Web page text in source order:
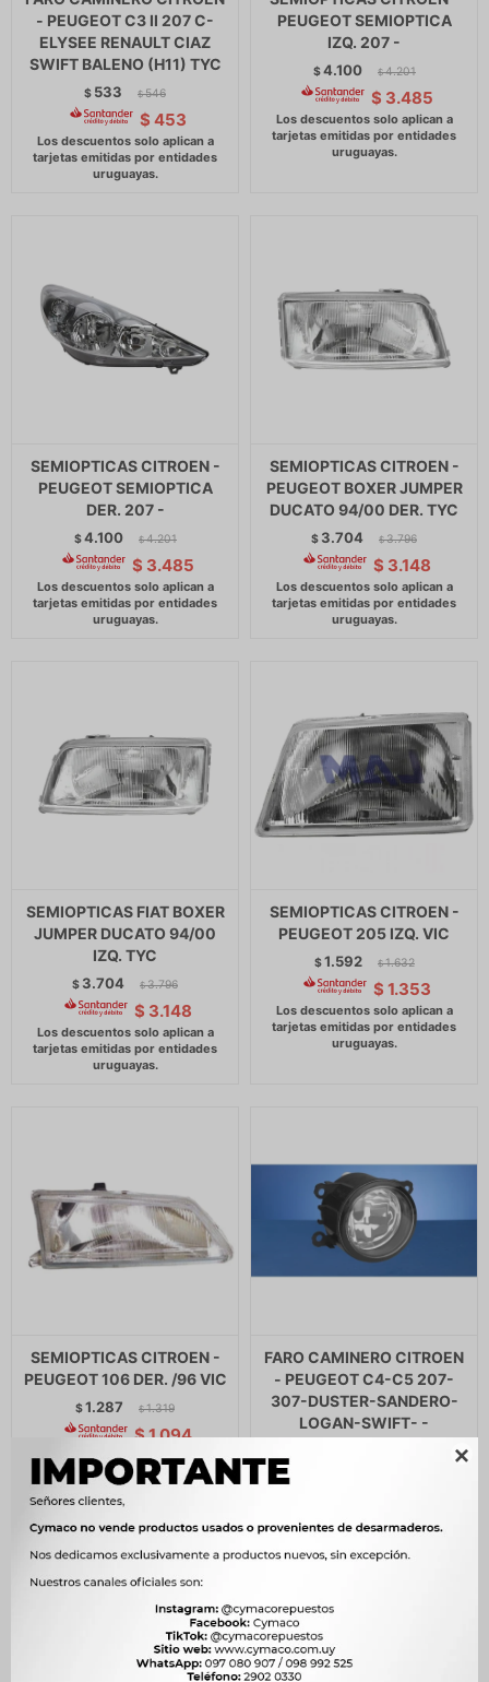

- PEUGEOT C3 II 207 C-
ELYSEE RENAULT CIAZ
SWIFT BALENO (H11) TYC
$ 533 $ 546
$ 453
PEUGEOT SEMIOPTICA
IZQ. 207 -
$4.100 $ 4.201
$ 3.485
SEMIOPTICAS CITROEN -
PEUGEOT SEMIOPTICA
DER. 207 -
$4.100 $ 4.201
$ 3.485
SEMIOPTICAS CITROEN -
PEUGEOT BOXER JUMPER
DUCATO 94/00 DER. TYC
$ 3.704 $ 3.796
$ 3.148
SEMIOPTICAS FIAT BOXER
JUMPER DUCATO 94/00
IZQ. TYC
$ 3.704 $ 3.796
$ 3.148
SEMIOPTICAS CITROEN -
PEUGEOT 205 IZQ. VIC
$1.592 $ 1.632
$ 1.353
SEMIOPTICAS CITROEN -
PEUGEOT 106 DER. /96 VIC
$1.287 $ 1.319
$1.094
FARO CAMINERO CITROEN
- PEUGEOT C4-C5 207-
307-DUSTER-SANDERO-
LOGAN-SWIFT- -